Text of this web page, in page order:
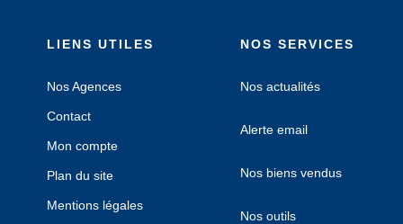
LIENS UTILES
Nos Agences
Contact
Mon compte
Plan du site
Mentions légales
NOS SERVICES
Nos actualités
Alerte email
Nos biens vendus
Nos outils